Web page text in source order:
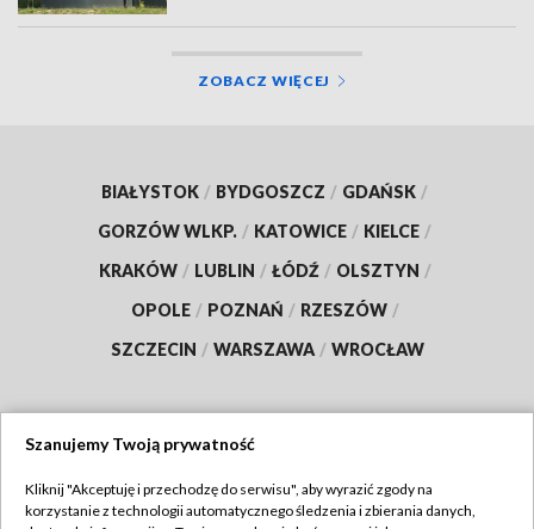
ZOBACZ WIĘCEJ
BIAŁYSTOK / BYDGOSZCZ / GDAŃSK /
GORZÓW WLKP. / KATOWICE / KIELCE /
KRAKÓW / LUBLIN / ŁÓDŹ / OLSZTYN /
OPOLE / POZNAŃ / RZESZÓW /
SZCZECIN / WARSZAWA / WROCŁAW
TVP
Szanujemy Twoją prywatność
Kliknij "Akceptuję i przechodzę do serwisu", aby wyrazić zgody na
korzystanie z technologii automatycznego śledzenia i zbierania danych,